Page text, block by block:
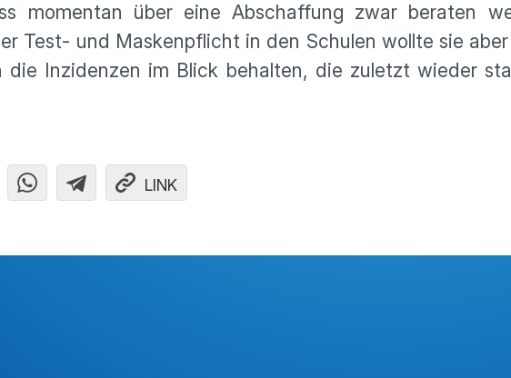
momentan über eine Abschaffung zwar beraten
Test- und Maskenpflicht in den Schulen wollte sie
die Inzidenzen im Blick behalten, die zuletzt wieder
LINK